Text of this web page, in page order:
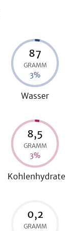
87
GRAMM
3%
Wasser
8,5
GRAMM
3%
Kohlenhydrate
0,2
GRAMM